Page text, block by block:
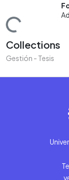
Collections
Gestión - Tesis